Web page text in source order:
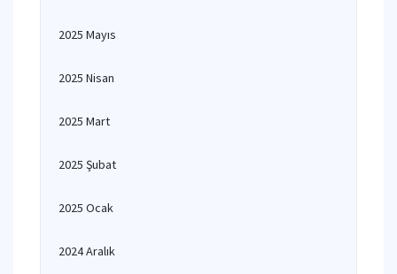
2025 Mayıs
2025 Nisan
2025 Mart
2025 Şubat
2025 Ocak
2024 Aralık